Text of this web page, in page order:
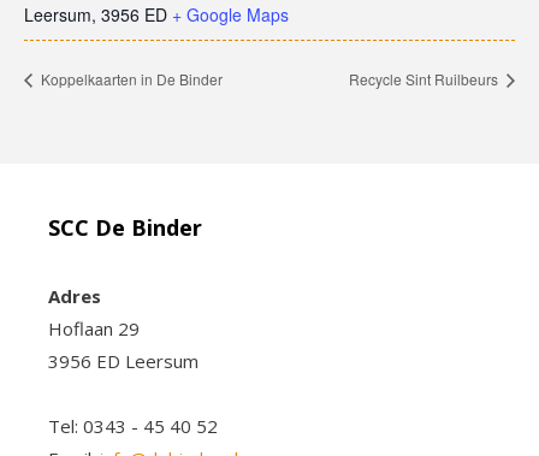
Leersum, 3956 ED + Google Maps
Koppelkaarten in De Binder Recycle Sint Ruilbeurs
SCC De Binder
Adres
Hoflaan 29
3956 ED Leersum
Tel: 0343 - 45 40 52